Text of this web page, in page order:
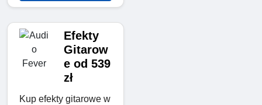
Efekty
Gitarow
e od 539
zł
Kup efekty gitarowe w